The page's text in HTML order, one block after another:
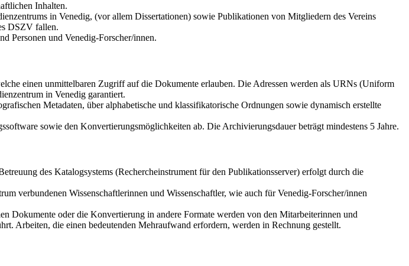
Inhalten.
in Venedig, (vor allem Dissertationen) sowie Publikationen von Mitgliedern des Vereins
DSZV fallen.
Personen und Venedig-Forscher/innen.
einen unmittelbaren Zugriff auf die Dokumente erlauben. Die Adressen werden als URNs (Uniform
in Venedig garantiert.
Metadaten, über alphabetische und klassifikatorische Ordnungen sowie dynamisch erstellte
sowie den Konvertierungsmöglichkeiten ab. Die Archivierungsdauer beträgt mindestens 5 Jahre.
des Katalogsystems (Rechercheinstrument für den Publikationsserver) erfolgt durch die
verbundenen Wissenschaftlerinnen und Wissenschaftler, wie auch für Venedig-Forscher/innen
Dokumente oder die Konvertierung in andere Formate werden von den Mitarbeiterinnen und
Arbeiten, die einen bedeutenden Mehraufwand erfordern, werden in Rechnung gestellt.